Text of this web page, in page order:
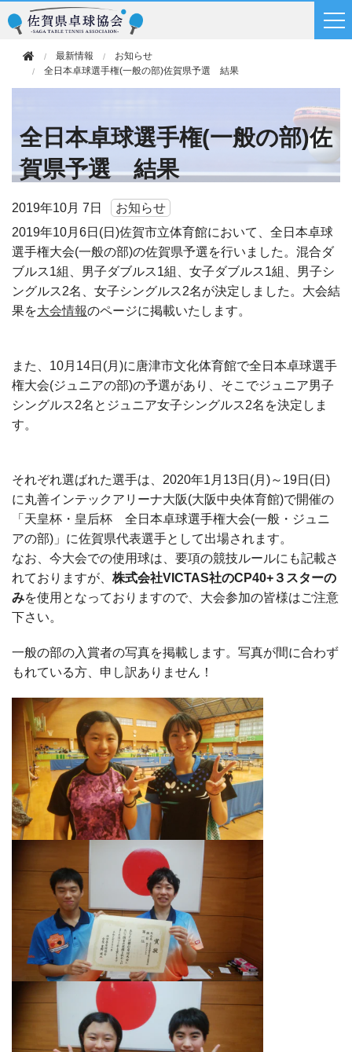
最新情報
お知らせ
全日本卓球選手権(一般の部)佐賀県予選 結果
全日本卓球選手権(一般の部)佐
賀県予選 結果
2019年10月 7日
お知らせ
2019年10月6日(日)佐賀市立体育館において、全日本卓球
選手権大会(一般の部)の佐賀県予選を行いました。混合ダ
ブルス1組、男子ダブルス1組、女子ダブルス1組、男子シ
ングルス2名、女子シングルス2名が決定しました。大会結
果を大会情報のページに掲載いたします。
また、10月14日(月)に唐津市文化体育館で全日本卓球選手
権大会(ジュニアの部)の予選があり、そこでジュニア男子
シングルス2名とジュニア女子シングルス2名を決定しま
す。
それぞれ選ばれた選手は、2020年1月13日(月)～19日(日)
に丸善インテックアリーナ大阪(大阪中央体育館)で開催の
「天皇杯・皇后杯 全日本卓球選手権大会(一般・ジュニ
アの部)」に佐賀県代表選手として出場されます。
なお、今大会での使用球は、要項の競技ルールにも記載さ
れておりますが、 株式会社VICTAS社のCP40+３スターの
みを使用となっておりますので、大会参加の皆様はご注意
下さい。
一般の部の入賞者の写真を掲載します。写真が間に合わず
もれている方、申し訳ありません！